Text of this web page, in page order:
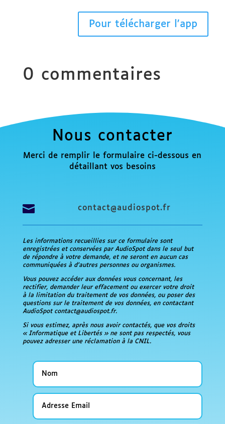
Pour télécharger l'app
0 commentaires
Nous contacter
Merci de remplir le formulaire ci-dessous en
détaillant vos besoins
 contact@audiospot.fr
Les informations recueillies sur ce formulaire sont
enregistrées et conservées par AudioSpot dans le seul but
de répondre à votre demande, et ne seront en aucun cas
communiquées à d’autres personnes ou organismes.
Vous pouvez accéder aux données vous concernant, les
rectifier, demander leur effacement ou exercer votre droit
à la limitation du traitement de vos données, ou poser des
questions sur le traitement de vos données, en contactant
AudioSpot contact@audiospot.fr.
Si vous estimez, après nous avoir contactés, que vos droits
« Informatique et Libertés » ne sont pas respectés, vous
pouvez adresser une réclamation à la CNIL.
Nom
Adresse
Email